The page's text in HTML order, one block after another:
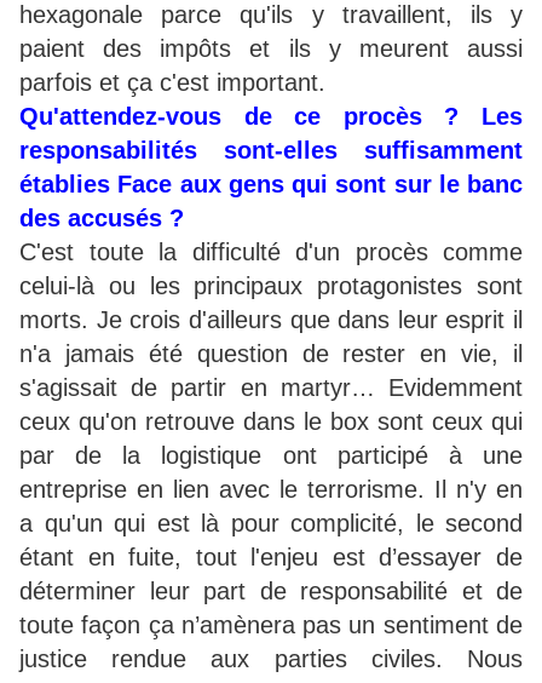
hexagonale parce qu'ils y travaillent, ils y
paient des impôts et ils y meurent aussi
parfois et ça c'est important.
Qu'attendez-vous de ce procès ? Les
responsabilités sont-elles suffisamment
établies Face aux gens qui sont sur le banc
des accusés ?
C'est toute la difficulté d'un procès comme
celui-là ou les principaux protagonistes sont
morts. Je crois d'ailleurs que dans leur esprit il
n'a jamais été question de rester en vie, il
s'agissait de partir en martyr… Evidemment
ceux qu'on retrouve dans le box sont ceux qui
par de la logistique ont participé à une
entreprise en lien avec le terrorisme. Il n'y en
a qu'un qui est là pour complicité, le second
étant en fuite, tout l'enjeu est d’essayer de
déterminer leur part de responsabilité et de
toute façon ça n’amènera pas un sentiment de
justice rendue aux parties civiles. Nous